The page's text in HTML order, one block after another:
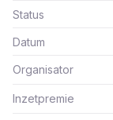
Status
Datum
Organisator
Inzetpremie